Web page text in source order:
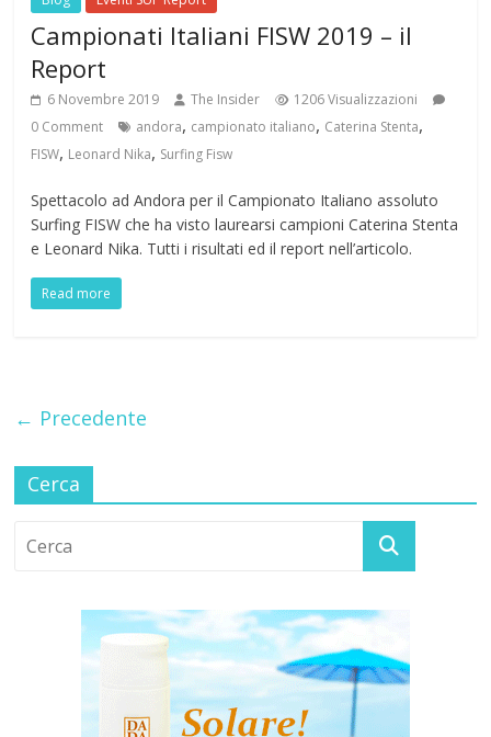
Campionati Italiani FISW 2019 – il
Report
6 Novembre 2019 The Insider
1206 Visualizzazioni
0 Comment
andora, campionato italiano, Caterina Stenta,
FISW, Leonard Nika, Surfing Fisw
Spettacolo ad Andora per il Campionato Italiano assoluto
Surfing FISW che ha visto laurearsi campioni Caterina Stenta
e Leonard Nika. Tutti i risultati ed il report nell’articolo.
Read more
← Precedente
Cerca